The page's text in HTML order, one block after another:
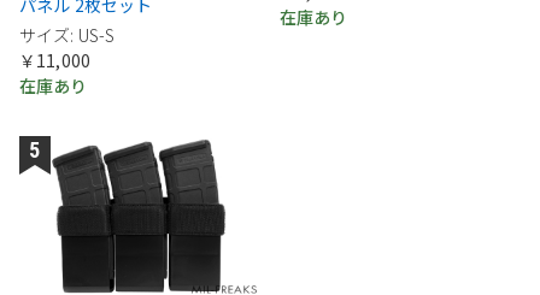
サイズ: US-S
￥11,000
在庫あり
在庫あり